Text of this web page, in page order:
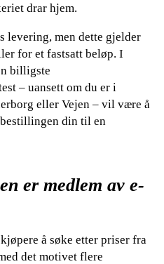
drar hjem.
levering, men dette gjelder
for et fastsatt beløp. I
billigste
– uansett om du er i
eller Vejen – vil være å
din til en
er medlem av e-
å søke etter priser fra
det motivet flere